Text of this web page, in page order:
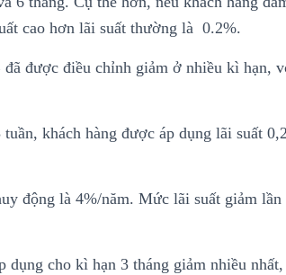
cao hơn lãi suất thường là 0.2%.
được điều chỉnh giảm ở nhiều kì hạn,
khách hàng được áp dụng lãi suất
động là 4%/năm. Mức lãi suất giảm
dụng cho kì hạn 3 tháng giảm nhiều